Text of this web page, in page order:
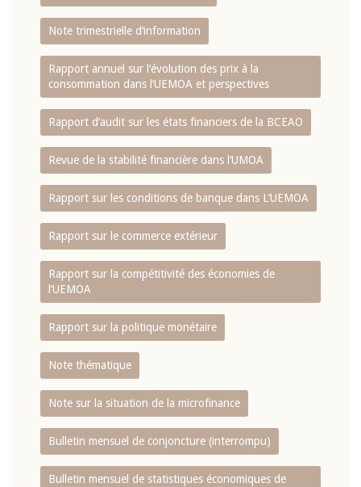
Note trimestrielle d‘information
Rapport annuel sur l‘évolution des prix à la
consommation dans l‘UEMOA et perspectives
Rapport d‘audit sur les états financiers de la BCEAO
Revue de la stabilité financière dans l‘UMOA
Rapport sur les conditions de banque dans L‘UEMOA
Rapport sur le commerce extérieur
Rapport sur la compétitivité des économies de
l‘UEMOA
Rapport sur la politique monétaire
Note thématique
Note sur la situation de la microfinance
Bulletin mensuel de conjoncture (interrompu)
Bulletin mensuel de statistiques économiques de